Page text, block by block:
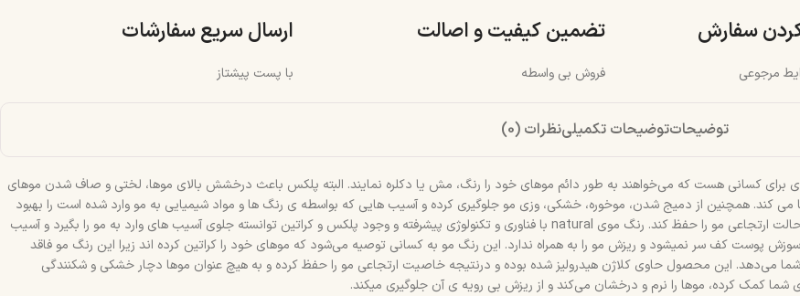
سفارش
مرجوعی
تضمین کیفیت و اصالت
فروش بی واسطه
ارسال سریع سفارشات
با پست پیشتاز
توضیحاتتوضیحات تکمیلینظرات (0)
برای کسانی هست که می‌خواهند به طور دائم موهای خود را رنگ، مش یا دکلره نمایند. البته پلکس باعث درخشش بالای موها، لختی و صاف شدن موهای
کند. همچنین از دمیج شدن، موخوره، خشکی، وزی مو جلوگیری کرده و آسیب هایی که بواسطه ی رنگ ها و مواد شیمیایی به مو وارد شده است را بهبود
بخشیده و درمان می‌کند. پلکس می‌تواند جلوی پوسیده شدن تار های مو رو بگیرد و حالت ارتجاعی مو را حفظ کند. رنگ موی natural با فناوری و تکنولوژی پیشرفته و وجود پلکس و کراتین توانسته جلوی آسیب های وارد به مو را بگیرد و آسیب
پوست کف سر نمیشود و ریزش مو را به همراه ندارد. این رنگ مو به کسانی توصیه می‌شود که موهای خود را کراتین کرده اند زیرا این رنگ مو فاقد
می‌دهد. این محصول حاوی کلاژن هیدرولیز شده بوده و درنتیجه خاصیت ارتجاعی مو را حفظ کرده و به هیچ عنوان موها دچار خشکی و شکنندگی
کمک کرده، موها را نرم و درخشان می‌کند و از ریزش بی رویه ی آن جلوگیری میکند.